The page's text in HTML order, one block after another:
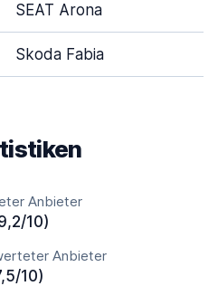
SEAT Arona
Skoda Fabia
Anbieter
10)
Anbieter
10)